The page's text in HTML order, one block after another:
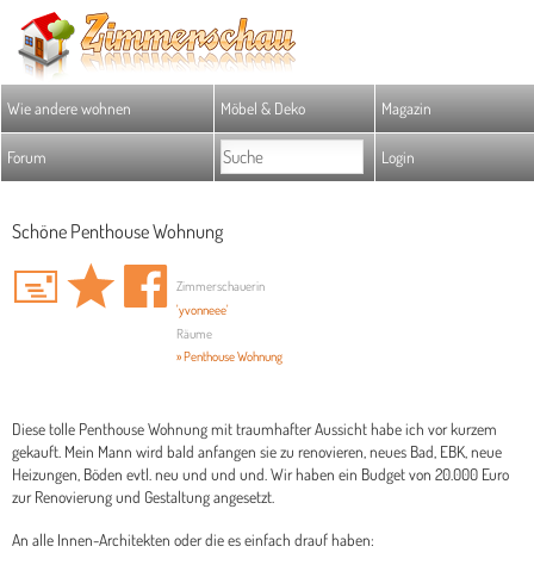
Wie andere wohnen Möbel & Deko Magazin
Forum Login
Schöne Penthouse Wohnung
Zimmerschauerin
'yvonneee'
Räume
» Penthouse Wohnung
Diese tolle Penthouse Wohnung mit traumhafter Aussicht habe ich vor kurzem
gekauft. Mein Mann wird bald anfangen sie zu renovieren, neues Bad, EBK, neue
Heizungen, Böden evtl. neu und und und. Wir haben ein Budget von 20.000 Euro
zur Renovierung und Gestaltung angesetzt.
An alle Innen-Architekten oder die es einfach drauf haben: